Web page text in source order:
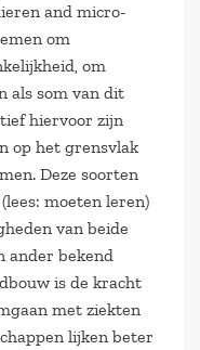
and micro-
om
om
als som van dit
hiervoor zijn
op het grensvlak
Deze soorten
moeten leren)
van beide
ander bekend
is de kracht
met ziekten
lijken beter